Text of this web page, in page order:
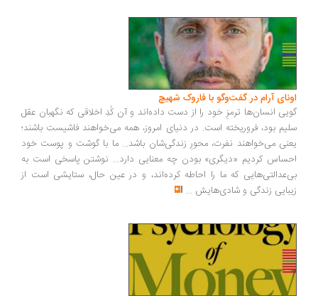
آرام در گفت‌وگو با فاروک شهیچ‭
انسان‌ها ترمزِ خود را از دست داده‌اند و آن کُدِ اخلاقی که نگهبان عقل
بود، فروریخته است. در دنیای امروز، همه می‌خواهند فاشیست باشند؛
می‌خواهند نفرت، محورِ زندگی‌شان باشد... ما با گوشت و پوست خود
کردیم «دیگری» بودن چه معنایی دارد... نوشتن پاسخی است به
که ما را احاطه کرده‌اند، و در عین حال، ستایشی است از
زندگی و شادی‌هایش...